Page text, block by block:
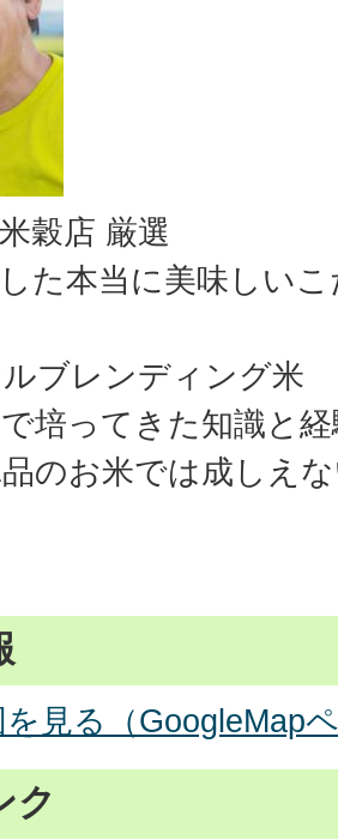
穀店 厳選
した本当に美味しい
ルブレンディング米
培ってきた知識と
のお米では成しえ
見る（GoogleMap
ク